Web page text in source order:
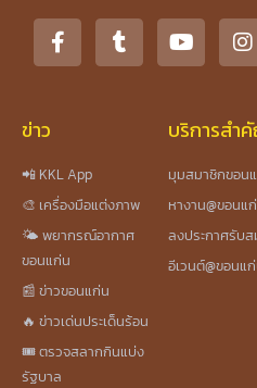
ข่าว
📲 KKL App
🎨 เครื่องมือแต่งภาพ
🌤️ พยากรณ์อากาศ
ขอนแก่น
📰 ข่าวขอนแก่น
🔥 ข่าวเด่นประเด็นร้อน
🎟️ ตรวจสลากกินแบ่ง
รัฐบาล
บริการสำ
มุมสมาชิกขอน
หางาน@ขอนแ
ลงประกาศรับ
อีเวนต์@ขอนแ